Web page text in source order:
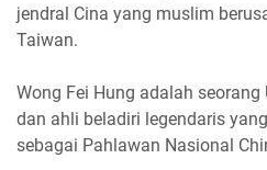
jendral Cina yang muslim
Taiwan.
Wong Fei Hung adalah
dan ahli beladiri legendaris
sebagai Pahlawan Nasional